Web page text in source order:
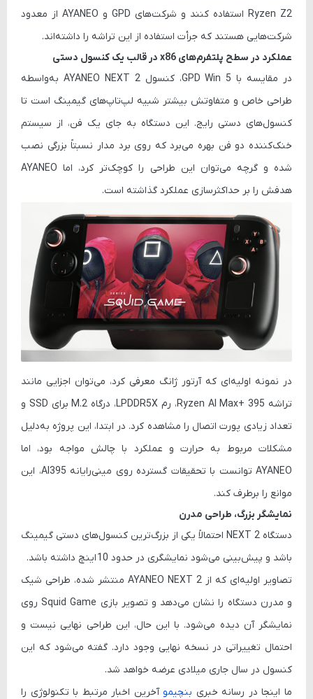
Ryzen Z2 استفاده کنند و شرکت‌های
GPD و AYANEO از معدود
شرکت‌هایی هستند که جرأت استفاده از این تراشه را داشته‌اند.
عملکرد در سطح پلتفرم‌های x86 در قالب یک کنسول دستی
در مقایسه با GPD Win 5، کنسولAYANEO NEXT 2 به‌واسطه
طراحی خاص و متفاوتش بیشتر شبیه لپ‌تاپ‌های گیمینگ است تا
کنسول‌های دستی رایج. این دستگاه به جای یک فن، از سیستم
خنک‌کننده دو فن بهره می‌برد که روی برد مدار نسبتاً بزرگی نصب
شده و گرچه می‌توان این طراحی را کوچک‌تر کرد، اما AYANEO
هدفش را بر حداکثرسازی عملکرد گذاشته است.
در نمونه اولیه‌ای که آرتور ژانگ معرفی کرد، می‌توان اجزایی مانند
تراشه Ryzen AI Max+ 395
، رم LPDDR5X ، درگاه M.2 برای SSD
و
تعداد زیادی پورت اتصال را مشاهده کرد. در ابتدا، این پروژه به‌دلیل
مشکلات مربوط به حرارت و عملکرد با چالش مواجه بود، اما
AYANEO توانست با تحقیقات گسترده روی مینی‌رایانه AI395، این
موانع را برطرف کند.
نمایشگر بزرگ، طراحی مدرن
دستگاه NEXT 2 احتمالاً یکی از بزرگ‌ترین کنسول‌های دستی گیمینگ
باشد و پیش‌بینی می‌شود نمایشگری در حدود 10 اینچ
داشته باشد.
تصاویر اولیه‌ای که از AYANEO NEXT 2 منتشر شده، طراحی شیک
و مدرن دستگاه را نشان می‌دهد و تصویر بازی Squid Gameروی
نمایشگر آن دیده می‌شود. با این حال، این طراحی نهایی نیست و
احتمال تغییراتی در نسخه نهایی وجود دارد. گفته می‌شود که این
کنسول در سال جاری میلادی عرضه خواهد شد.
ما اینجا در رسانه خبری بنچیمو آخرین اخبار مرتبط با تکنولوژی را